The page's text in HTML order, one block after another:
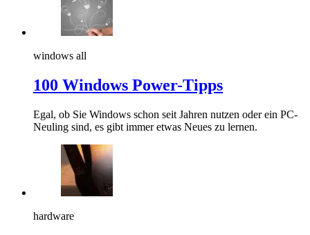
windows all
100 Windows Power-Tipps
Egal, ob Sie Windows schon seit Jahren nutzen oder ein PC-
Neuling sind, es gibt immer etwas Neues zu lernen.
hardware